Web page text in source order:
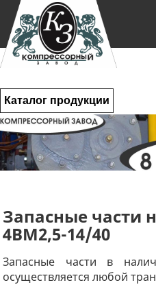
Каталог продукции
Запасные части
4ВМ2,5-14/40
Запасные части в
осуществляется любой